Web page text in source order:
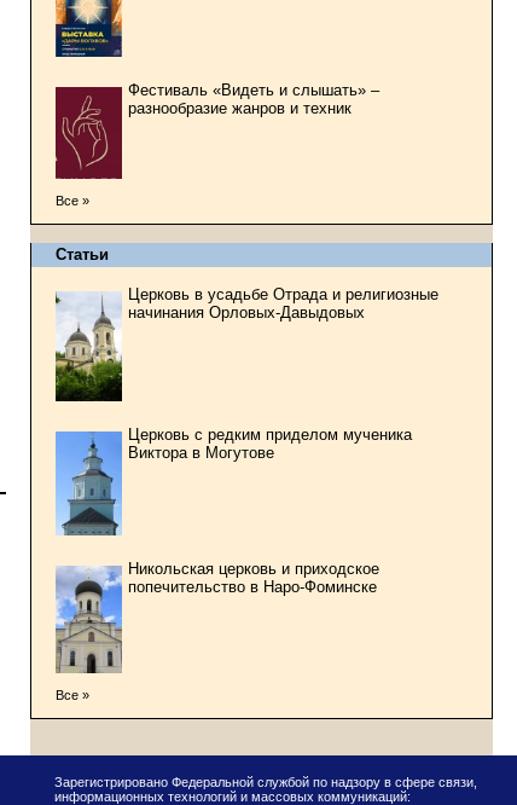
Фестиваль «Видеть и слышать» –
разнообразие жанров и техник
Все »
Статьи
Церковь в усадьбе Отрада и религиозные
начинания Орловых-Давыдовых
Церковь с редким приделом мученика
Виктора в Могутове
Никольская церковь и приходское
попечительство в Наро-Фоминске
Все »
Зарегистрировано Федеральной службой по надзору в сфере связи,
информационных технологий и массовых коммуникаций: